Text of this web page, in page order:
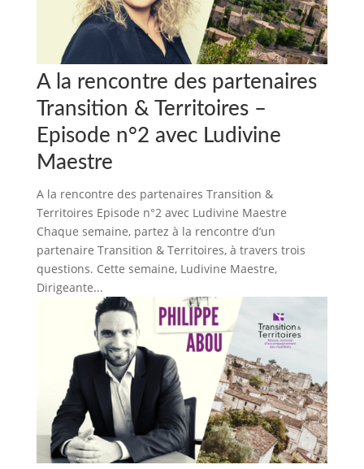
A la rencontre des partenaires
Transition & Territoires –
Episode n°2 avec Ludivine
Maestre
A la rencontre des partenaires Transition &
Territoires Episode n°2 avec Ludivine Maestre
Chaque semaine, partez à la rencontre d’un
partenaire Transition & Territoires, à travers trois
questions. Cette semaine, Ludivine Maestre,
Dirigeante...